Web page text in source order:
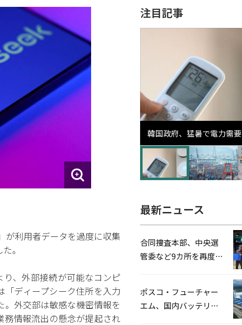
が利用者データを過度に収集
。
、外部接続が可能なコンピ
「ディープシーク住所を入力
外交部は敏感な機密情報を
務情報流出の懸念が提起され
注目記事
韓国政府、猛暑で電力需
高更新の可能性に需給対
検
最新ニュース
合同捜査本部、中央選
管委など9カ所を再度家
ポスコ・フューチャー
エム、国内バッテリー